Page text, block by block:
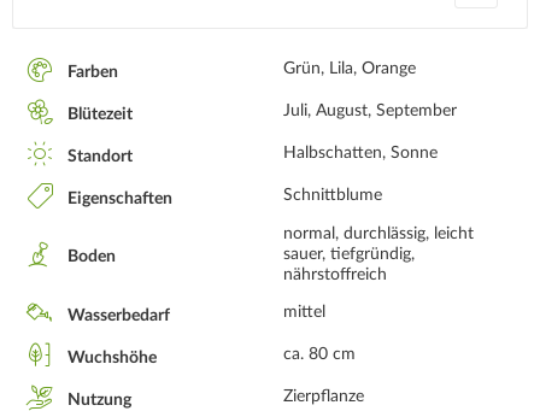
Farben Grün, Lila, Orange
Blütezeit Juli, August, September
Standort Halbschatten, Sonne
Eigenschaften Schnittblume
Boden
normal, durchlässig, leicht
sauer, tiefgründig,
nährstoffreich
Wasserbedarf mittel
Wuchshöhe ca. 80 cm
Nutzung Zierpflanze